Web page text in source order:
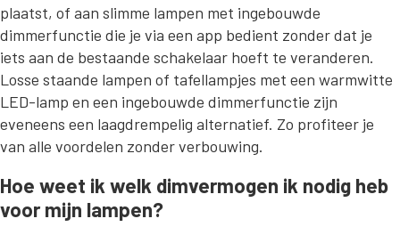
plaatst, of aan slimme lampen met ingebouwde
dimmerfunctie die je via een app bedient zonder dat je
iets aan de bestaande schakelaar hoeft te veranderen.
Losse staande lampen of tafellampjes met een warmwitte
LED-lamp en een ingebouwde dimmerfunctie zijn
eveneens een laagdrempelig alternatief. Zo profiteer je
van alle voordelen zonder verbouwing.
Hoe weet ik welk dimvermogen ik nodig heb
voor mijn lampen?